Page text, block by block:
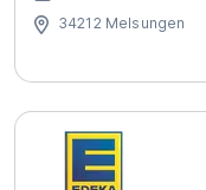
34212 Melsungen